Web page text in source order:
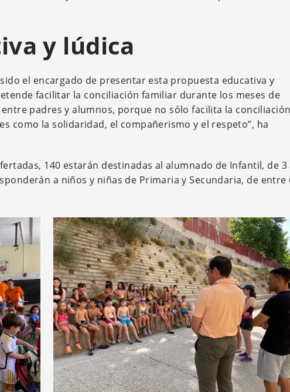
y lúdica
el encargado de presentar esta propuesta educativa y
facilitar la conciliación familiar durante los meses de
padres y alumnos, porque no sólo facilita la
como la solidaridad, el compañerismo y el respeto”, ha
140 estarán destinadas al alumnado de Infantil, de 3
a niños y niñas de Primaria y Secundaria, de entre